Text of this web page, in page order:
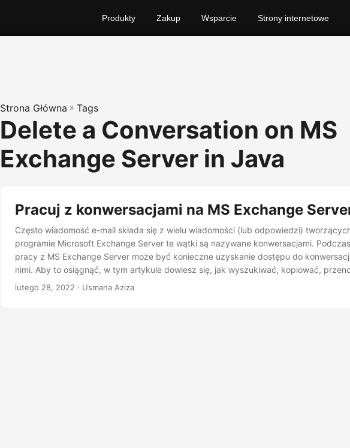
Produkty Zakup Wsparcie Strony internetowe
Strona Główna » Tags
Delete a Conversation on MS
Exchange Server in Java
Pracuj z konwersacjami na MS Exchange
Często wiadomość e-mail składa się z wielu wiadomości (lub odpowiedzi)
programie Microsoft Exchange Server te wątki są nazywane konwersacjami.
pracy z MS Exchange Server może być konieczne uzyskanie dostępu do
nimi. Aby to osiągnąć, w tym artykule dowiesz się, jak wyszukiwać, kopiować,
konwersacje na serwerze Microsoft Exchange Server w Javie.
lutego 28, 2022 · Usmana Aziza